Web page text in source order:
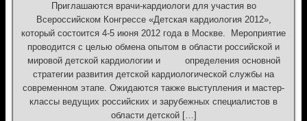
Приглашаются врачи-кардиологи для участия во
Всероссийском Конгрессе «Детская кардиология 2012»,
который состоится 4-5 июня 2012 года в Москве. Мероприятие
проводится с целью обмена опытом в области российской и
мировой детской кардиологии и определения основной
стратегии развития детской кардиологической службы на
современном этапе. Ожидаются также выступления и мастер-
классы ведущих российских и зарубежных специалистов в
области детской […]